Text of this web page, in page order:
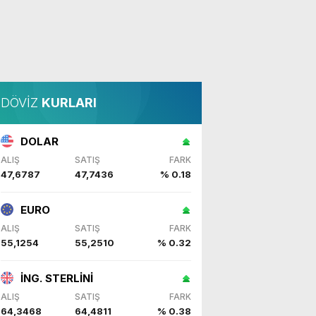
DÖVİZ KURLARI
DOLAR
ALIŞ SATIŞ FARK
47,6787 47,7436 % 0.18
EURO
ALIŞ SATIŞ FARK
55,1254 55,2510 % 0.32
İNG. STERLİNİ
ALIŞ SATIŞ FARK
64,3468 64,4811 % 0.38